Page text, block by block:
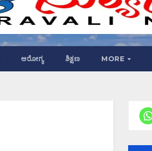
ಆರೋಗ್ಯ ಶಿಕ್ಷಣ MORE